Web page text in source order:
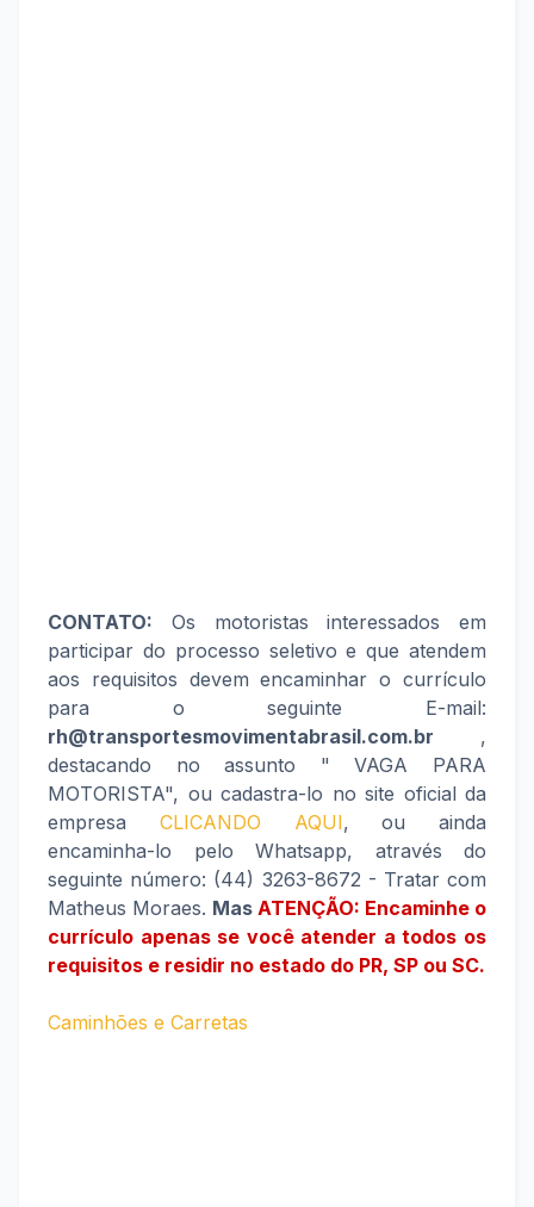
CONTATO: Os motoristas interessados em
participar do processo seletivo e que atendem
aos requisitos devem encaminhar o currículo
para o seguinte E-mail:
rh@transportesmovimentabrasil.com.br ,
destacando no assunto " VAGA PARA
MOTORISTA", ou cadastra-lo no site oficial da
empresa CLICANDO AQUI, ou ainda
encaminha-lo pelo Whatsapp, através do
seguinte número: (44) 3263-8672 - Tratar com
Matheus Moraes. Mas ATENÇÃO: Encaminhe o
currículo apenas se você atender a todos os
requisitos e residir no estado do PR, SP ou SC.
Caminhões e Carretas